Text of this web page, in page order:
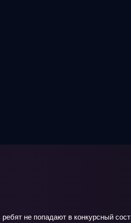
не попадают в конкурсный